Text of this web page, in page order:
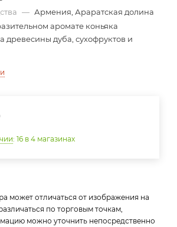
— Армения, Араратская долина
аромате коньяка
древесины дуба, сухофруктов и
: 16 в 4 магазинах
может отличаться от изображения на
по торговым точкам,
можно уточнить непосредственно